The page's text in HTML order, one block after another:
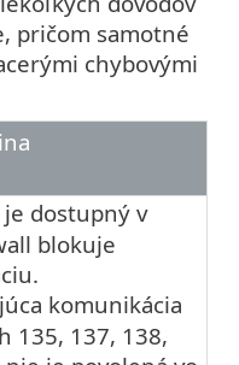
pričom samotné
chybovými
dostupný v
blokuje
komunikácia
135, 137, 138,